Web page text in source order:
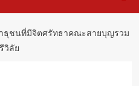
ธุชนที่มีจิตศรัทธาคณะสายบุญรวม
วิลัย